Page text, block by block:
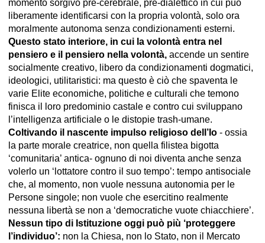
momento sorgivo pre-cerebrale, pre-dialettico in cui può
liberamente identificarsi con la propria volontà, solo ora
moralmente autonoma senza condizionamenti esterni.
Questo stato interiore, in cui la volontà entra nel
pensiero e il pensiero nella volontà, accende un sentire
socialmente creativo, libero da condizionamenti dogmatici,
ideologici, utilitaristici: ma questo è ciò che spaventa le
varie Elite economiche, politiche e culturali che temono
finisca il loro predominio castale e contro cui sviluppano
l’intelligenza artificiale o le distopie trash-umane.
Coltivando il nascente impulso religioso dell’Io - ossia
la parte morale creatrice, non quella filistea bigotta
‘comunitaria’ antica- ognuno di noi diventa anche senza
volerlo un ‘lottatore contro il suo tempo’: tempo antisociale
che, al momento, non vuole nessuna autonomia per le
Persone singole; non vuole che esercitino realmente
nessuna libertà se non a ‘democratiche vuote chiacchiere’.
Nessun tipo di Istituzione oggi può più ‘proteggere
l’individuo’: non la Chiesa, non lo Stato, non il Mercato